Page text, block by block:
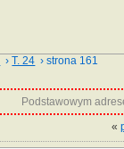
›T. 24 › strona 161
Podstawowym
«